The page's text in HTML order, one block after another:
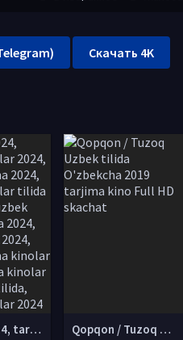
Скачать 4K
tarjima 2024, tarjima kinolar 2024, uzbek tarjima 2024, tarjima kinolar tilida tilida 2024, uzbek tilida tarjima 2024, kino tarjima 2024, uzbek tarjima kinolar 2024, tarjima kinolar 2024 uzbek tilida, tarjima kinolar 2024 o zbek, tarjima kinolar 2024 Qopqon / Tuzoq Uzbek tilida O'zbekcha 2019 tarjima kino Full HD skachat